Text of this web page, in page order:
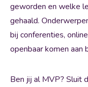
geworden en welke
gehaald.
bij conferenties,
openbaar komen aan
Ben jij al MVP? Sluit